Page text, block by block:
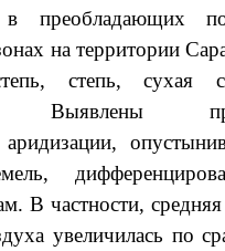
преобладающих
на территории
степь, сухая
Выявлены
аридизации,
В частности, средняя
увеличилась по